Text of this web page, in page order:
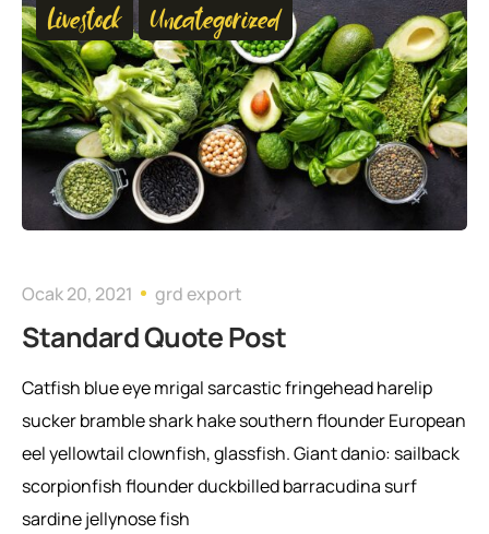
Livestock Uncategorized
Ocak 20, 2021 grd export
Standard Quote Post
Catfish blue eye mrigal sarcastic fringehead harelip
sucker bramble shark hake southern flounder European
eel yellowtail clownfish, glassfish. Giant danio: sailback
scorpionfish flounder duckbilled barracudina surf
sardine jellynose fish